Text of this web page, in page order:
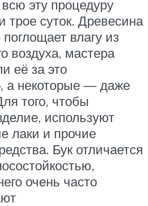
эту процедуру
трое суток. Древесина
влагу из
воздуха, мастера
её за это
а некоторые — даже
того, чтобы
используют
лаки и прочие
Бук отличается
очень часто